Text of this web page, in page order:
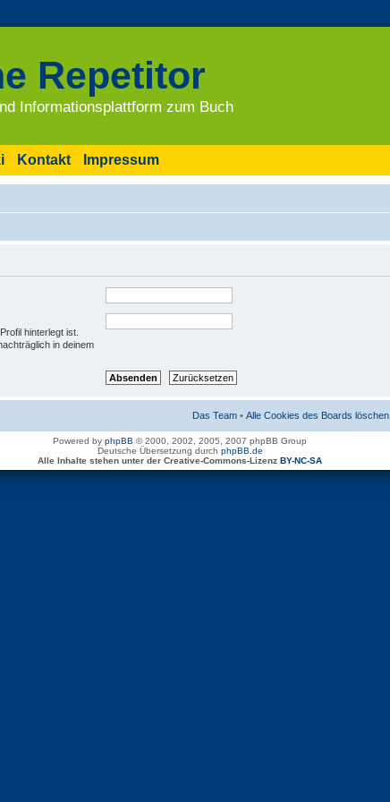
Repetitor
Informationsplattform zum Buch
Kontakt Impressum
hinterlegt ist.
in deinem
Das Team • Alle Cookies des Boards löschen
Powered by phpBB © 2000, 2002, 2005, 2007 phpBB Group
Deutsche Übersetzung durch phpBB.de
Alle Inhalte stehen unter der Creative-Commons-Lizenz BY-NC-SA